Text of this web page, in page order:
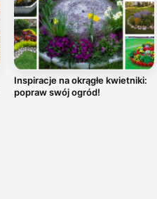
Inspiracje na okrągłe kwietniki:
popraw swój ogród!